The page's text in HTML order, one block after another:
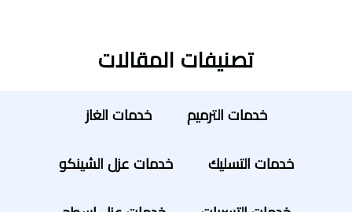
تصنيفات المقالات
خدمات الترميم خدمات الغاز
خدمات التسليك خدمات عزل الشينكو